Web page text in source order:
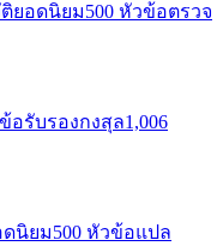
ยอดนิยม500 หัวข้อตรวจ
อรับรองกงสุล1,006
ดนิยม500 หัวข้อแปล